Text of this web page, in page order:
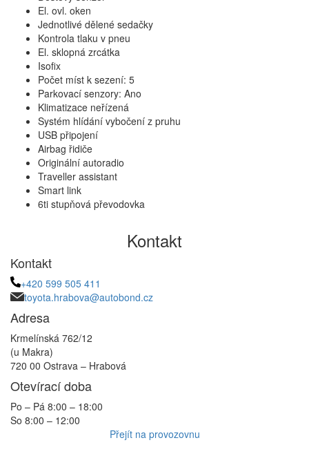
El. ovl. oken
Jednotlivé dělené sedačky
Kontrola tlaku v pneu
El. sklopná zrcátka
Isofix
Počet míst k sezení: 5
Parkovací senzory: Ano
Klimatizace neřízená
Systém hlídání vybočení z pruhu
USB připojení
Airbag řidiče
Originální autoradio
Traveller assistant
Smart link
6ti stupňová převodovka
Kontakt
Kontakt
+420 599 505 411
toyota.hrabova@autobond.cz
Adresa
Krmelínská 762/12
(u Makra)
720 00 Ostrava – Hrabová
Otevírací doba
Po – Pá 8:00 – 18:00
So 8:00 – 12:00
Přejít na provozovnu